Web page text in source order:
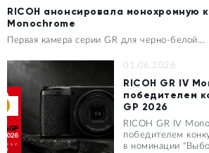
RICOH анонсировала монохромную
Monochrome
Первая камера серии GR для черно-белой...
01.06.2026
RICOH GR IV
победителем
GP 2026
RICOH GR IV
победителем
в номинации